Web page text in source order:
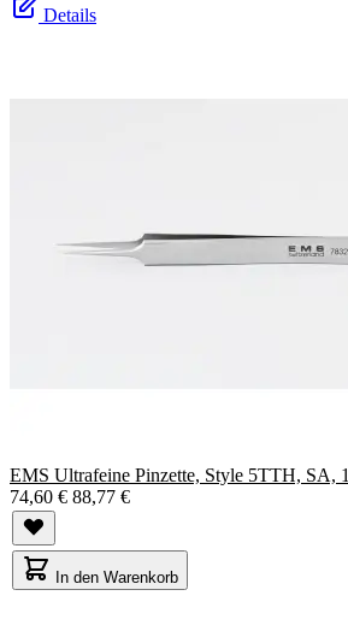
Details
EMS Ultrafeine Pinzette, Style 5TTH, SA,
74,60 € 88,77 €
In den Warenkorb